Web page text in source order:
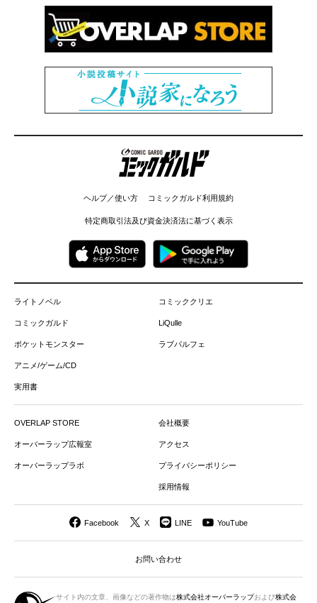
コミックガルド
ヘルプ／使い方 コミックガルド利用規約
特定商取引法及び資金決済法に基づく表示
ライトノベル
コミックガルド
ポケットモンスター
アニメ/ゲーム/CD
実用書
コミッククリエ
LiQulle
ラブパルフェ
OVERLAP STORE
オーバーラップ広報室
オーバーラップラボ
会社概要
アクセス
プライバシーポリシー
採用情報
Facebook X LINE YouTube
お問い合わせ
サイト内の文章、画像などの著作物は株式会社オーバーラップおよび株式会